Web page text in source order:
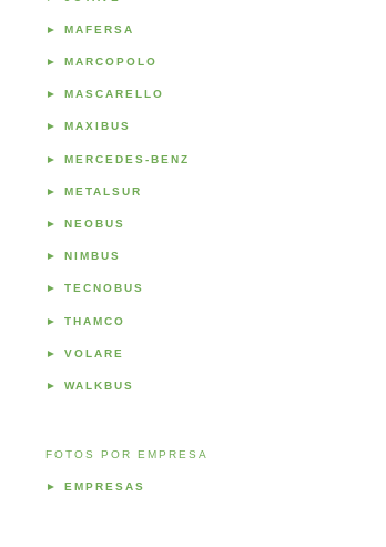
► MAFERSA
► MARCOPOLO
► MASCARELLO
► MAXIBUS
► MERCEDES-BENZ
► METALSUR
► NEOBUS
► NIMBUS
► TECNOBUS
► THAMCO
► VOLARE
► WALKBUS
FOTOS POR EMPRESA
► EMPRESAS